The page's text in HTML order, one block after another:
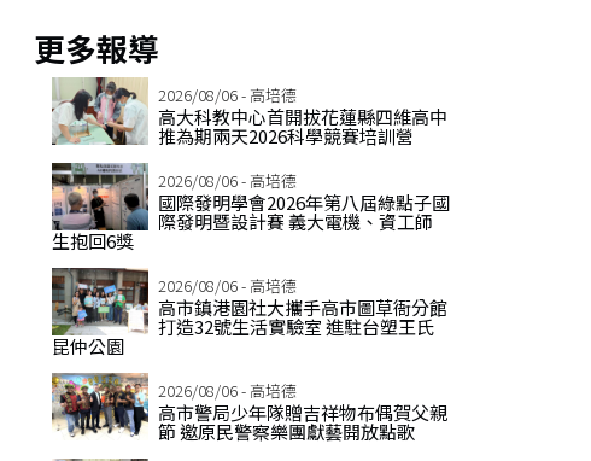
更多報導
2026/08/06 - 高培德
高大科教中心首開拔花蓮縣四維高中
推為期兩天2026科學競賽培訓營
2026/08/06 - 高培德
國際發明學會2026年第八屆綠點子國
際發明暨設計賽 義大電機、資工師
生抱回6獎
2026/08/06 - 高培德
高市鎮港園社大攜手高市圖草衙分館
打造32號生活實驗室 進駐台塑王氏
昆仲公園
2026/08/06 - 高培德
高市警局少年隊贈吉祥物布偶賀父親
節 邀原民警察樂團獻藝開放點歌